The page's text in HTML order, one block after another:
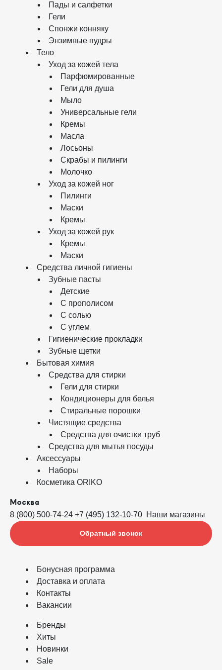
Пады и салфетки
Гели
Спонжи конняку
Энзимные пудры
Тело
Уход за кожей тела
Парфюмированные
Гели для душа
Мыло
Универсальные гели
Кремы
Масла
Лосьоны
Скрабы и пилинги
Молочко
Уход за кожей ног
Пилинги
Маски
Кремы
Уход за кожей рук
Кремы
Маски
Средства личной гигиены
Зубные пасты
Детские
С прополисом
С солью
С углем
Гигиенические прокладки
Зубные щетки
Бытовая химия
Средства для стирки
Гели для стирки
Кондиционеры для белья
Стиральные порошки
Чистящие средства
Средства для очистки труб
Средства для мытья посуды
Аксессуары
Наборы
Косметика ORIKO
Москва
8 (800) 500-74-24 +7 (495) 132-10-70 Наши магазины
Обратный звонок
Бонусная программа
Доставка и оплата
Контакты
Вакансии
Бренды
Хиты
Новинки
Sale